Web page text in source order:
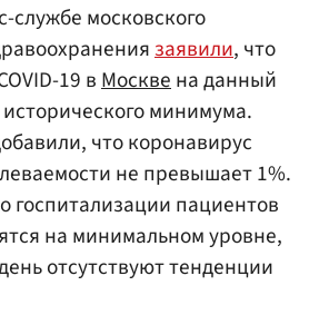
службе московского
заявили, что
19 вМосквена данный
минимума.
что коронавирус
не превышает 1%.
госпитализации пациентов
на минимальном уровне,
отсутствуют тенденции